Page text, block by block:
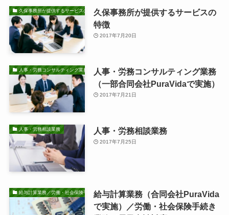
久保事務所が提供するサービスの特徴久保事務所が提供するサービスの
特徴
2017年7月20日
人事・労務コンサルティング業務
人事・労務コンサルティング業務
（一部合同会社PuraVidaで実施）
2017年7月21日
人事・労務相談業務 人事・労務相談業務
2017年7月25日
給与計算業務／労働・社会保険手続き業務給与計算業務（合同会社PuraVida
で実施）／労働・社会保険手続き